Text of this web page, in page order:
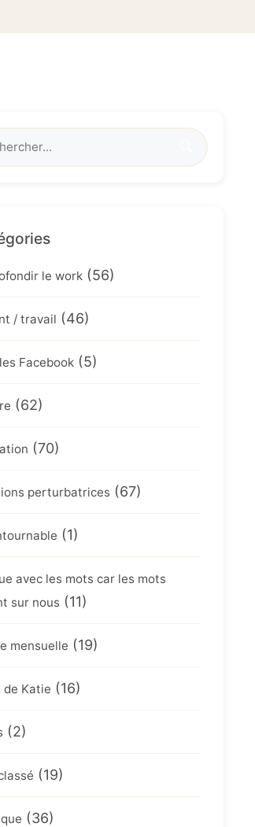
le work (56)
/ travail (46)
Facebook (5)
(62)
(70)
perturbatrices (67)
(1)
avec les mots car les mots
sur nous (11)
mensuelle (19)
de Katie (16)
(2)
(19)
(36)